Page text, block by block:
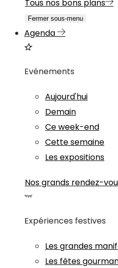
Tous nos bons plans
Fermer sous-menu
Agenda
Evénements
Aujourd'hui
Demain
Ce week-end
Cette semaine
Les expositions
Nos grands rendez-
Expériences festives
Les grandes
Les fêtes